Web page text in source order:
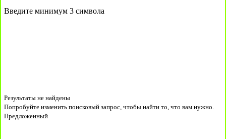
Введите минимум 3 символа
Результаты не найдены
Попробуйте изменить поисковый запрос, чтобы найти то, что вам нужно.
Предложенный